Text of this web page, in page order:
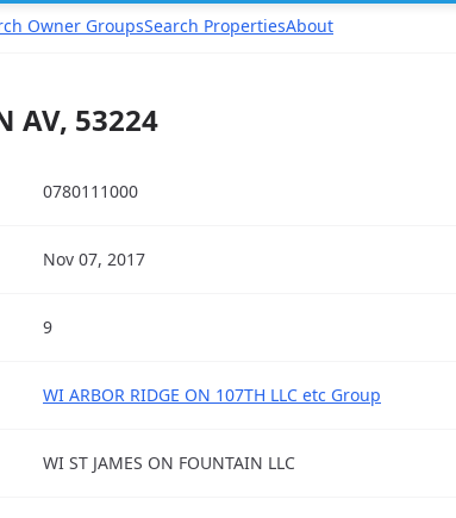
Owner GroupsSearch PropertiesAbout
AV, 53224
0780111000
Nov 07, 2017
9
WI ARBOR RIDGE ON 107TH LLC etc Group
WI ST JAMES ON FOUNTAIN LLC